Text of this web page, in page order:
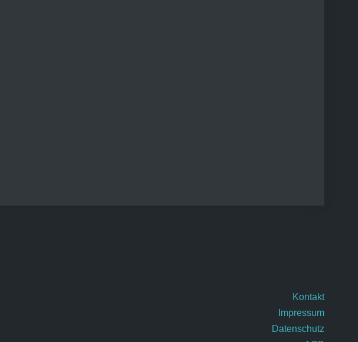
Kontakt
Impressum
Datenschutz